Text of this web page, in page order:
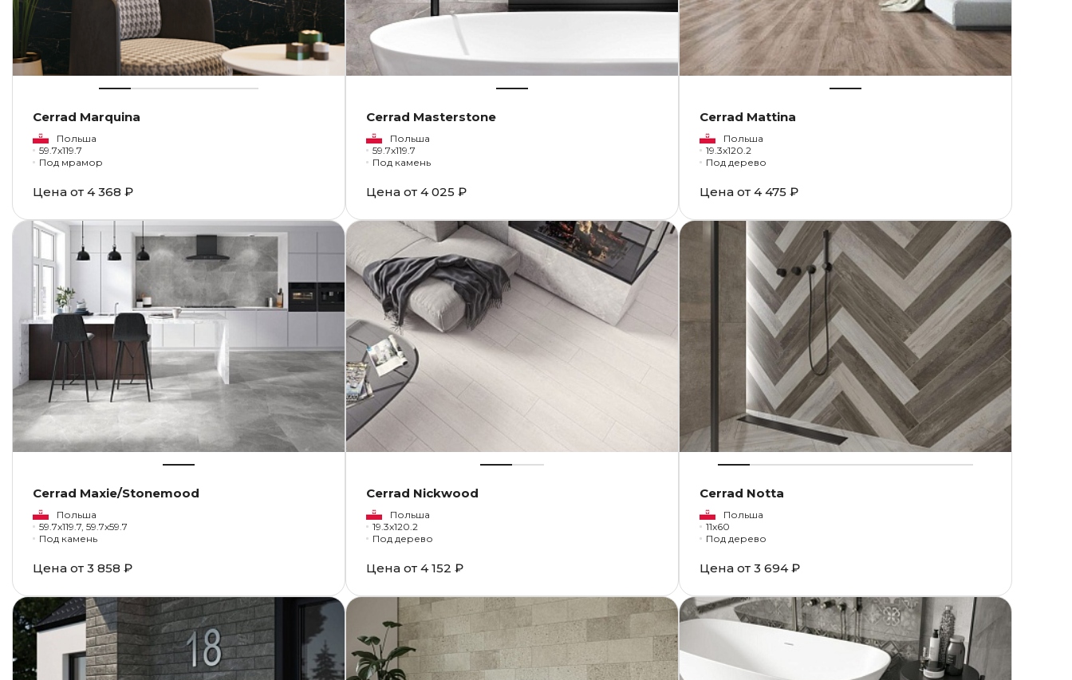
Cerrad Marquina
Польша
59.7x119.7
Под мрамор
Цена от 4 368 ₽
Cerrad Masterstone
Польша
59.7x119.7
Под камень
Цена от 4 025 ₽
Cerrad Mattina
Польша
19.3x120.2
Под дерево
Цена от 4 475 ₽
Cerrad Maxie/Stonemood
Польша
59.7x119.7, 59.7x59.7
Под камень
Цена от 3 858 ₽
Cerrad Nickwood
Польша
19.3x120.2
Под дерево
Цена от 4 152 ₽
Cerrad Notta
Польша
11x60
Под дерево
Цена от 3 694 ₽